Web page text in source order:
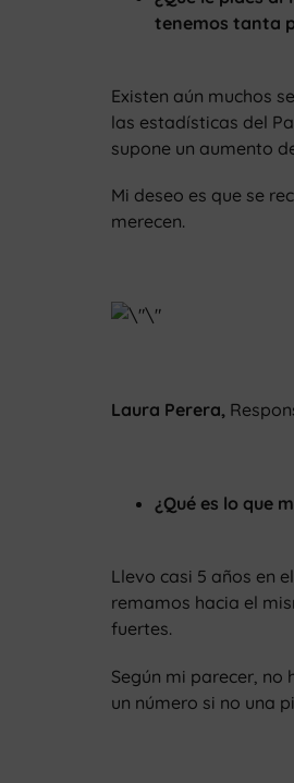
tenemos tanta
Existen aún muchos
las estadísticas del
supone un aumento
Mi deseo es que se
merecen.
Laura Perera,
¿Qué es lo que
Llevo casi 5 años en
remamos hacia el
fuertes.
Según mi parecer,
un número si no una